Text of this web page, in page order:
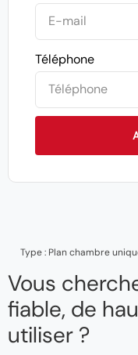
Téléphone
Type : Plan chambre
Vous
fiable, de
utiliser ?